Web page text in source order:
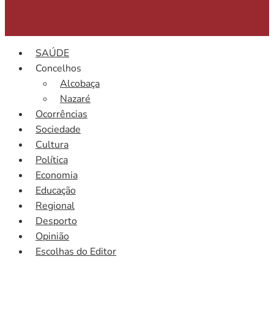
SAÚDE
Concelhos
Alcobaça
Nazaré
Ocorrências
Sociedade
Cultura
Política
Economia
Educação
Regional
Desporto
Opinião
Escolhas do Editor